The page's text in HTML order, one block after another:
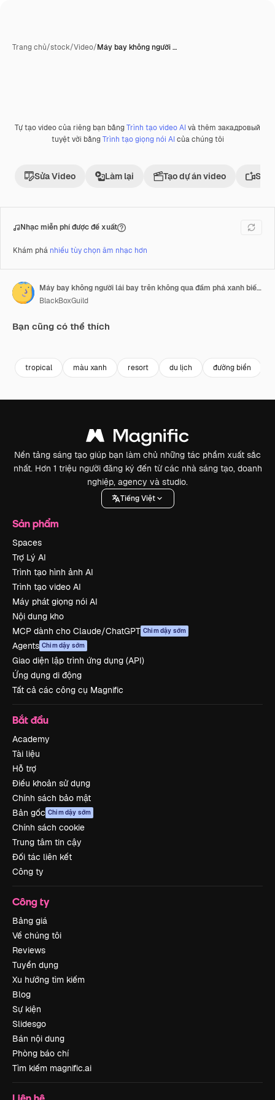
Trang chủ/stock/Video/Máy bay không người …
Phần thưởng
Tự tạo video của riêng bạn bằngTrình tạo video AIvà thêm закадровый
tuyệt vời bằngTrình tạo giọng nói AIcủa chúng tôi
Sửa Video Làm lại Tạo dự án video Sử
Nhạc miễn phí được đề xuất
Khám phá nhiều tùy chọn âm nhạc hơn
Máy bay không người lái bay trên không qua đầm phá xanh biếc và những bãi biển cát trắng của Đảo Aitutaki thuộc Quần đảo Cook.
BlackBoxGuild
Bạn cũng có thể thích
tropical màu xanh resort du lịch đường biển
Nền tảng sáng tạo giúp bạn làm chủ những tác phẩm xuất sắc
nhất. Hơn 1 triệu người đăng ký đến từ các nhà sáng tạo, doanh
nghiệp, agency và studio.
Tiếng Việt
Sản phẩm
Spaces
Trợ Lý AI
Trình tạo hình ảnh AI
Trình tạo video AI
Máy phát giọng nói AI
Nội dung kho
MCP dành cho Claude/ChatGPT Chim dậy sớm
Agents Chim dậy sớm
Giao diện lập trình ứng dụng (API)
Ứng dụng di động
Tất cả các công cụ Magnific
Bắt đầu
Academy
Tài liệu
Hỗ trợ
Điều khoản sử dụng
Chính sách bảo mật
Bản gốc Chim dậy sớm
Chính sách cookie
Trung tâm tin cậy
Đối tác liên kết
Công ty
Công ty
Bảng giá
Về chúng tôi
Reviews
Tuyển dụng
Xu hướng tìm kiếm
Blog
Sự kiện
Slidesgo
Bán nội dung
Phòng báo chí
Tìm kiếm magnific.ai